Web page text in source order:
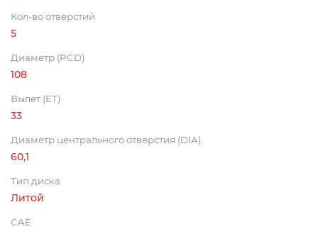
Кол-во отверстий
5
Диаметр (PCD)
108
Вылет (ET)
33
Диаметр центрального отверстия (DIA)
60,1
Тип диска
Литой
CAE